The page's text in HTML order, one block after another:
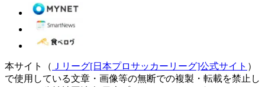
本サイト（ Ｊリーグ[日本プロサッカーリーグ]公式サイト ）
で使用している文章・画像等の無断での複製・転載を禁止し